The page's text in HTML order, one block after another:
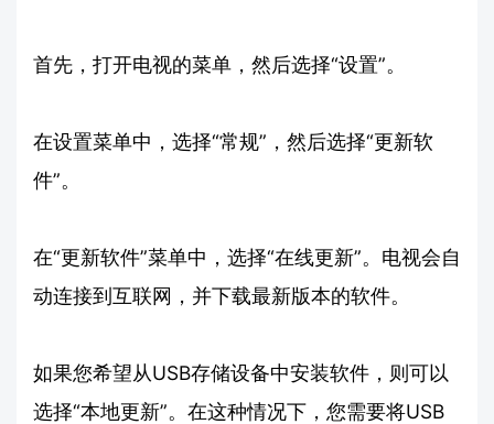
首先，打开电视的菜单，然后选择“设置”。
在设置菜单中，选择“常规”，然后选择“更新软
件”。
在“更新软件”菜单中，选择“在线更新”。电视会自
动连接到互联网，并下载最新版本的软件。
如果您希望从USB存储设备中安装软件，则可以
选择“本地更新”。在这种情况下，您需要将USB